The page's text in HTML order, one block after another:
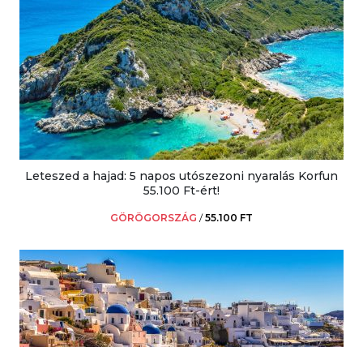
Leteszed a hajad: 5 napos utószezoni nyaralás Korfun
55.100 Ft-ért!
GÖRÖGORSZÁG /55.100 FT